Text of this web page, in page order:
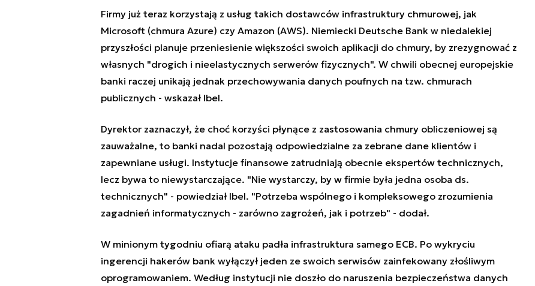
Firmy już teraz korzystają z usług takich dostawców infrastruktury chmurowej, jak
Microsoft (chmura Azure) czy Amazon (AWS). Niemiecki Deutsche Bank w niedalekiej
przyszłości planuje przeniesienie większości swoich aplikacji do chmury, by zrezygnować z
własnych "drogich i nieelastycznych serwerów fizycznych". W chwili obecnej europejskie
banki raczej unikają jednak przechowywania danych poufnych na tzw. chmurach
publicznych - wskazał Ibel.
Dyrektor zaznaczył, że choć korzyści płynące z zastosowania chmury obliczeniowej są
zauważalne, to banki nadal pozostają odpowiedzialne za zebrane dane klientów i
zapewniane usługi. Instytucje finansowe zatrudniają obecnie ekspertów technicznych,
lecz bywa to niewystarczające. "Nie wystarczy, by w firmie była jedna osoba ds.
technicznych" - powiedział Ibel. "Potrzeba wspólnego i kompleksowego zrozumienia
zagadnień informatycznych - zarówno zagrożeń, jak i potrzeb" - dodał.
W minionym tygodniu ofiarą ataku padła infrastruktura samego ECB. Po wykryciu
ingerencji hakerów bank wyłączył jeden ze swoich serwisów zainfekowany złośliwym
oprogramowaniem. Według instytucji nie doszło do naruszenia bezpieczeństwa danych